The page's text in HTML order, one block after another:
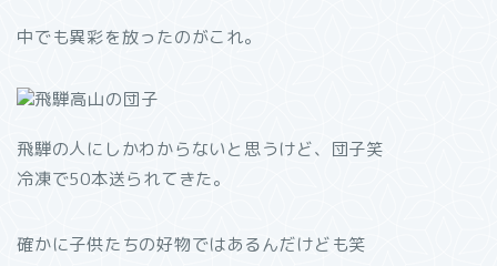
中でも異彩を放ったのがこれ。
飛騨の人にしかわからないと思うけど、団子笑
冷凍で50本送られてきた。
確かに子供たちの好物ではあるんだけども笑